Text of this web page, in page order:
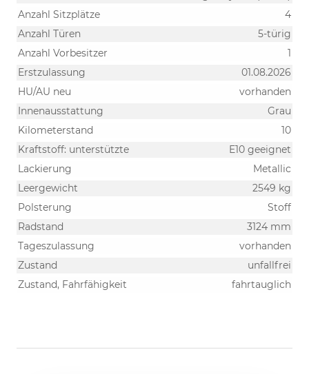
Anzahl Sitzplätze
4
Anzahl Türen
5-türig
Anzahl Vorbesitzer
1
Erstzulassung
01.08.2026
HU/AU neu
vorhanden
Innenausstattung
Grau
Kilometerstand
10
Kraftstoff: unterstützte
E10 geeignet
Lackierung
Metallic
Leergewicht
2549 kg
Polsterung
Stoff
Radstand
3124 mm
Tageszulassung
vorhanden
Zustand
unfallfrei
Zustand, Fahrfähigkeit
fahrtauglich